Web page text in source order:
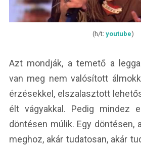
(h/t: youtube)
Azt mondják, a temető a
van meg nem valósított
érzésekkel, elszalasztott
élt vágyakkal. Pedig mindez
döntésen múlik. Egy döntésen,
meghoz, akár tudatosan, akár